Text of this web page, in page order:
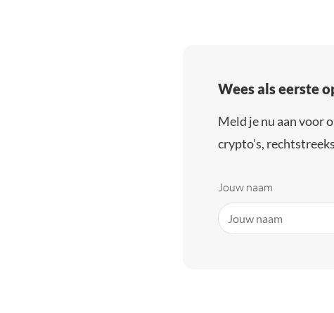
Wees als eerste
Meld je nu aan voor
crypto’s,
Jouw naam